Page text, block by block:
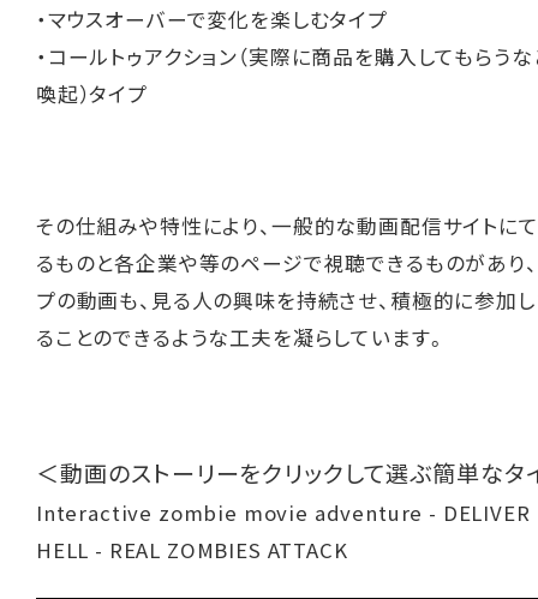
・マウスオーバーで変化を楽しむタイプ
・コールトゥアクション（実際に商品を購入してもらう
喚起）タイプ
その仕組みや特性により、一般的な動画配信サイトに
るものと各企業や等のページで視聴できるものがあり
プの動画も、見る人の興味を持続させ、積極的に参加
ることのできるような工夫を凝らしています。
＜動画のストーリーをクリックして選ぶ簡単なタ
Interactive zombie movie adventure - DELIVER
HELL - REAL ZOMBIES ATTACK